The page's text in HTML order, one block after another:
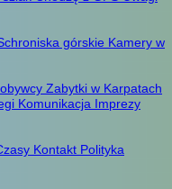
górskie Kamery w
Zabytki w Karpatach
Komunikacja Imprezy
Kontakt Polityka